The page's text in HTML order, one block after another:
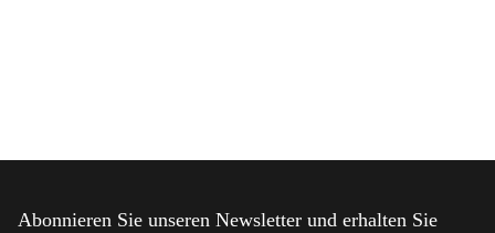
Abonnieren Sie unseren Newsletter und erhalten Sie